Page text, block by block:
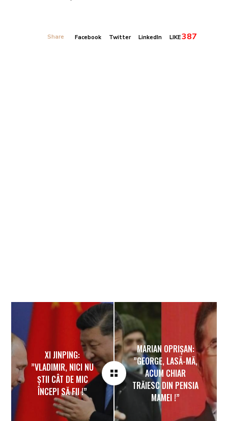
Share Facebook Twitter LinkedIn LIKE387
XI JINPING:
”VLADIMIR, NICI NU
ȘTII CÂT DE MIC
ÎNCEPI SĂ FII !”
MARIAN OPRIȘAN:
”GEORGE, LASĂ-MĂ,
ACUM CHIAR
TRĂIESC DIN PENSIA
MAMEI !”